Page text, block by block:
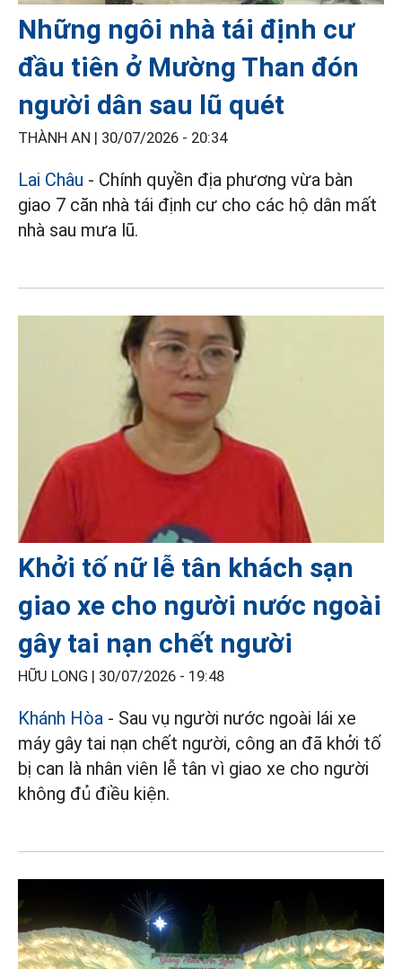
Những ngôi nhà tái định cư
đầu tiên ở Mường Than đón
người dân sau lũ quét
THÀNH AN | 30/07/2026 - 20:34
Lai Châu - Chính quyền địa phương vừa bàn
giao 7 căn nhà tái định cư cho các hộ dân mất
nhà sau mưa lũ.
Khởi tố nữ lễ tân khách sạn
giao xe cho người nước ngoài
gây tai nạn chết người
HỮU LONG | 30/07/2026 - 19:48
Khánh Hòa - Sau vụ người nước ngoài lái xe
máy gây tai nạn chết người, công an đã khởi tố
bị can là nhân viên lễ tân vì giao xe cho người
không đủ điều kiện.